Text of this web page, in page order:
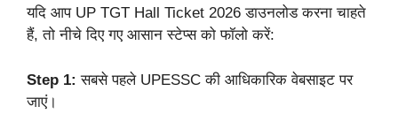
यदि आप UP TGT Hall Ticket 2026 डाउनलोड करना चाहते
हैं, तो नीचे दिए गए आसान स्टेप्स को फॉलो करें:
Step 1:सबसे पहले UPESSC की आधिकारिक वेबसाइट पर
जाएं।